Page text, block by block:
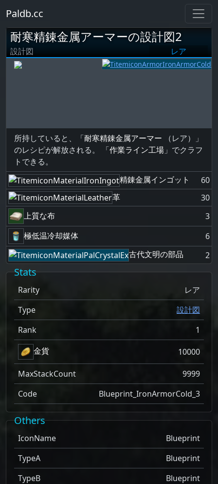
Paldb.cc
耐寒精錬金属アーマーの設計図2
設計図 レア
所持していると、「耐寒精錬金属アーマー （レア）」
のレシピが解放される。 「作業ライン工場 」でクラフ
トできる。
精錬金属インゴット
60
革
30
上質な布
3
極低温冷却媒体
6
古代文明の部品
2
Stats
Rarity
レア
Type
設計図
Rank
1
金貨
10000
MaxStackCount
9999
Code
Blueprint_IronArmorCold_3
Others
IconName
Blueprint
TypeA
Blueprint
TypeB
Blueprint